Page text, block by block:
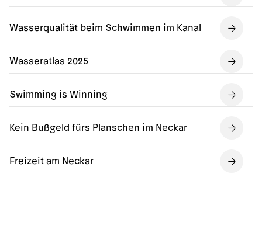
Wasserqualität beim Schwimmen im Kanal
Wasseratlas 2025
Swimming is Winning
Kein Bußgeld fürs Planschen im Neckar
Freizeit am Neckar